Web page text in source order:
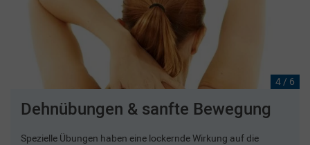
4 / 6
Dehnübungen & sanfte Bewegung
Spezielle Übungen haben eine lockernde Wirkung auf die